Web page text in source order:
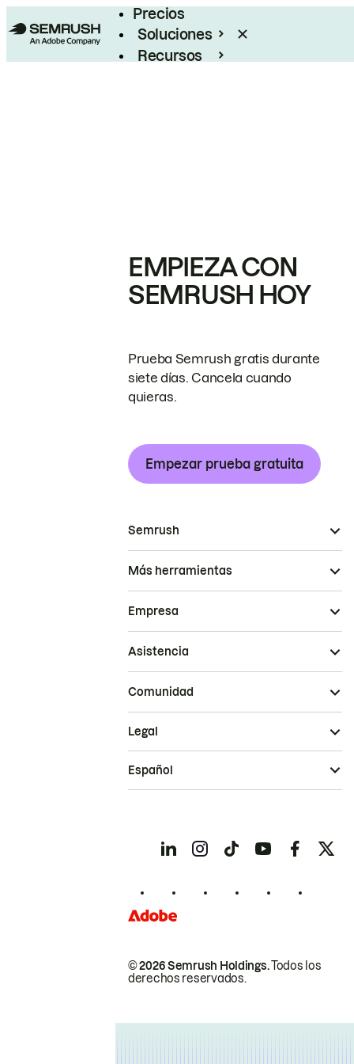
Precios
Soluciones
Recursos
EMPIEZA CON
SEMRUSH HOY
Prueba Semrush gratis durante
siete días. Cancela cuando
quieras.
Empezar prueba gratuita
Semrush
Más herramientas
Empresa
Asistencia
Comunidad
© 2026 Semrush Holdings.Todos los
derechos reservados.
Legal
Español